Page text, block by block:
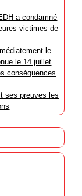
a condamné
victimes de
le
le 14 juillet
conséquences
ses preuves les